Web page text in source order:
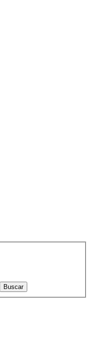
Buscar